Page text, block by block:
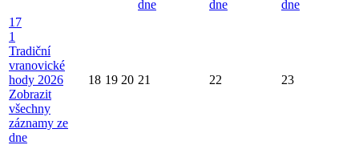
dne
dne
dne
17
1
Tradiční
vranovické
hody 2026
Zobrazit
všechny
záznamy ze
dne
18 19 20 21 22 23